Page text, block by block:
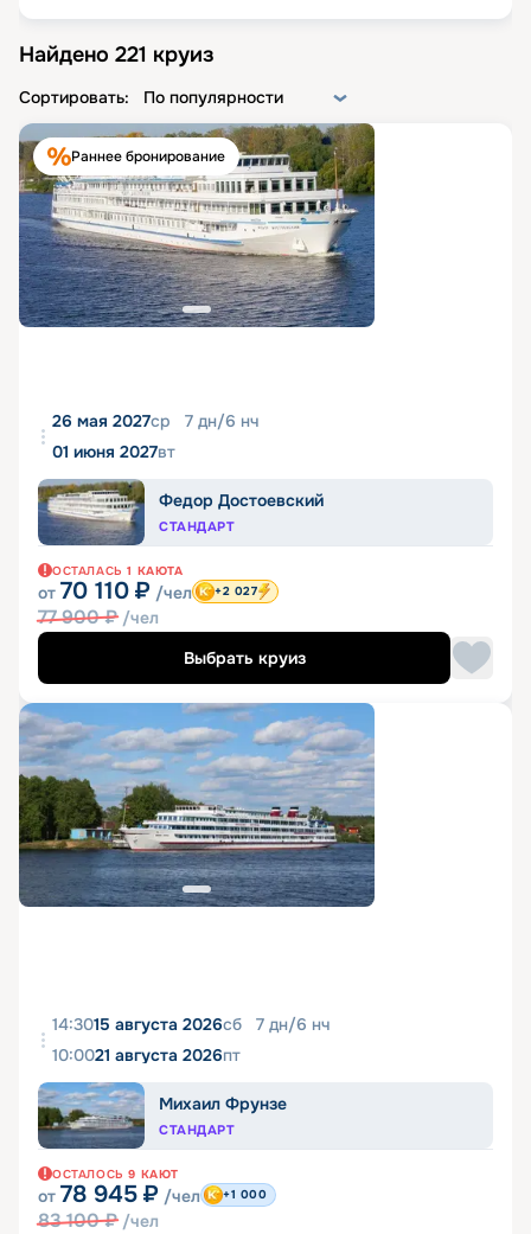
Найдено 221 круиз
Сортировать: По популярности
Раннее бронирование
26 мая 2027ср 7 дн/6 нч
01 июня 2027вт
Федор Достоевский
СТАНДАРТ
ОСТАЛАСЬ 1 КАЮТА
от 70 110 ₽ /чел
77 900₽ /чел
+2 027
Выбрать круиз
14:3015 августа 2026сб 7 дн/6 нч
10:0021 августа 2026пт
Михаил Фрунзе
СТАНДАРТ
ОСТАЛОСЬ 9 КАЮТ
от 78 945 ₽ /чел
83 100₽ /чел
+1 000